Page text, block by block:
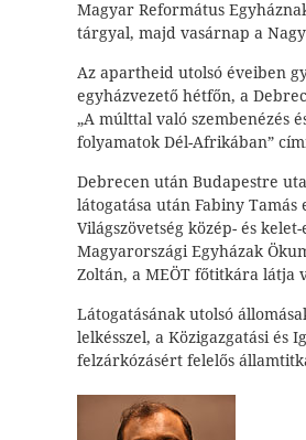
Magyar Református
tárgyal, majd vasárnap a
Az apartheid utolsó éveiben
egyházvezető hétfőn, a
„A múlttal való szembenézés
folyamatok Dél-Afrikában”
Debrecen után Budapestre
látogatása után Fabiny
Világszövetség közép- és
Magyarországi Egyházak
Zoltán, a MEÖT főtitkára látja
Látogatásának utolsó
lelkésszel, a Közigazgatási és
felzárkózásért felelős